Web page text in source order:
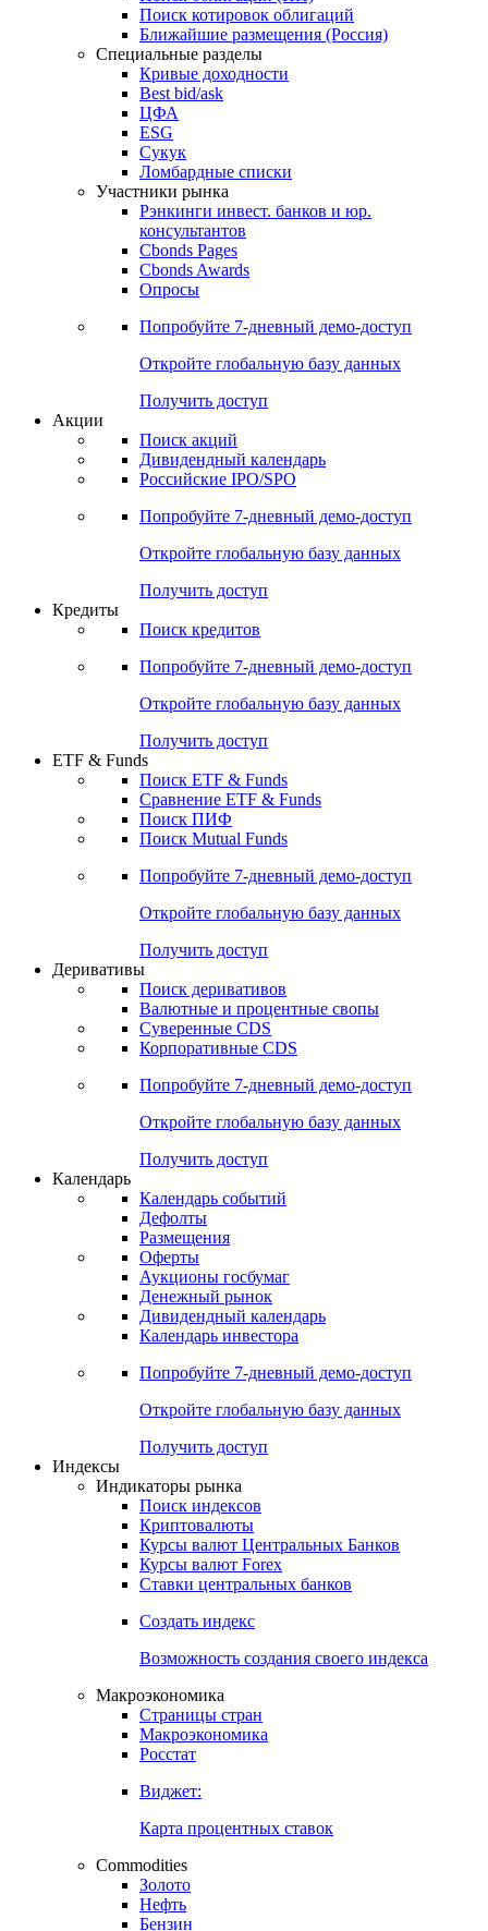
Облигации
Поиски
Поиск облигаций & Карты рынка
Поиск облигаций (ИИ)
Поиск котировок облигаций
Ближайшие размещения (Россия)
Специальные разделы
Кривые доходности
Best bid/ask
ЦФА
ESG
Сукук
Ломбардные списки
Участники рынка
Рэнкинги инвест. банков и юр.
Cbonds Pages
Опросы
Попробуйте7-дневный
Откройте глобальную базу данных
Получить доступ
Поиск акций
Российские IPO/SPO
Попробуйте7-дневный
Откройте глобальную базу данных
Получить доступ
Поиск кредитов
Попробуйте7-дневный
Откройте глобальную базу данных
Получить доступ
ETF & Funds
Сравнение ETF & Funds
Поиск Mutual Funds
Попробуйте7-дневный
Откройте глобальную базу данных
Получить доступ
Деривативы
Валютные и процентные свопы
Корпоративные CDS
Попробуйте7-дневный
Откройте глобальную базу данных
Получить доступ
Календарь
Календарь событий
Дефолты
Размещения
Оферты
Денежный рынок
Календарь инвестора
Попробуйте7-дневный
Откройте глобальную базу данных
Получить доступ
Индикаторы рынка
Поиск индексов
Курсы валют Центральных Банков
Ставки центральных банков
Создать индекс
Возможность создания своего индекса
Страницы стран
Росстат
Виджет:
Карта процентных ставок